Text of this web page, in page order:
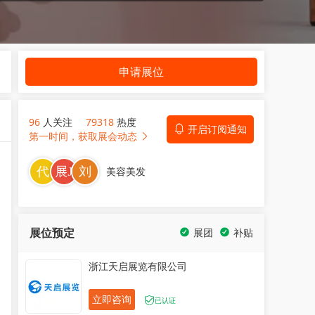
申请展位
96 人关注 79318 热度
开启订阅通知
第一时间，获取展会动态
美容美发
展位预定 补贴
展团
浙江天启展览有限公司
立即咨询 已认证